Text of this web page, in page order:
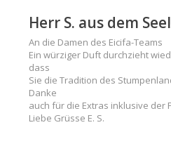
Herr S. aus dem
An die Damen des Eicifa-Teams
Ein würziger Duft durchzieht
dass
Sie die Tradition des
Danke
auch für die Extras inklusive der
Liebe Grüsse E. S.